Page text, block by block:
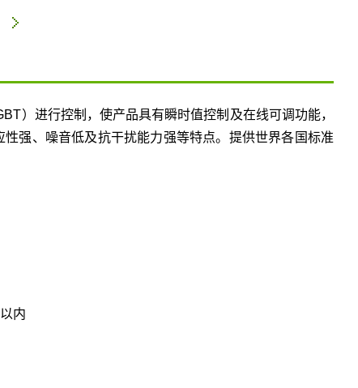
）进行控制，使产品具有瞬时值控制及在线可调功能，
强、噪音低及抗干扰能力强等特点。提供世界各国标准
内